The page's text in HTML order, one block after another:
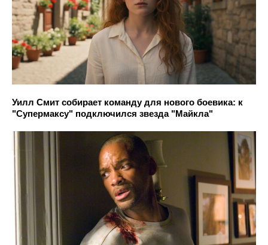
Уилл Смит собирает команду для нового боевика: к
"Супермаксу" подключился звезда "Майкла"